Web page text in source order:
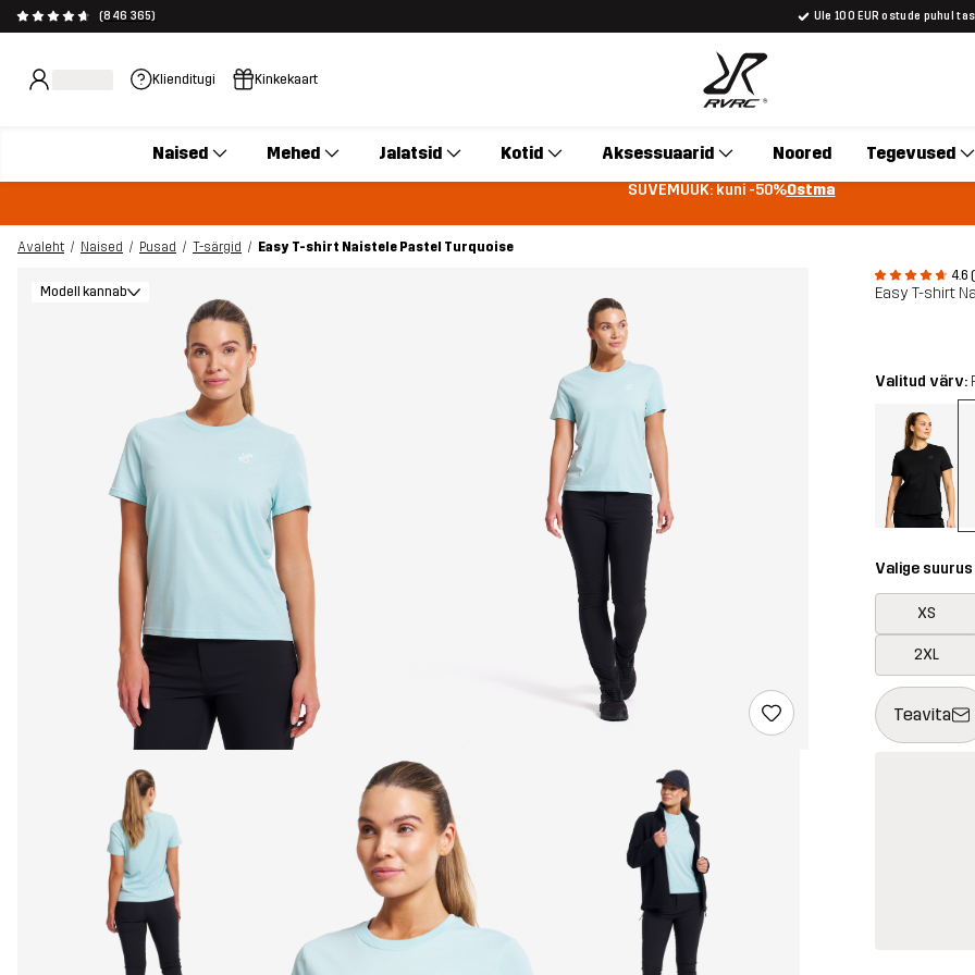
(846 365) Üle 100 EUR ostude puhul
Klienditugi Kinkekaart
Naised Mehed Jalatsid Kotid Aksessuaarid Noored Tegevused
SUVEMÜÜK: kuni -50%Ostma
Avaleht Naised Pusad T-särgid
Easy T-shirt Naistele Pastel Turquoise
4.6
Easy T-shirt
Modell kannab
Valitud värv:
Valige suurus
XS
2XL
Teavita
See nupp
{{size}} pole